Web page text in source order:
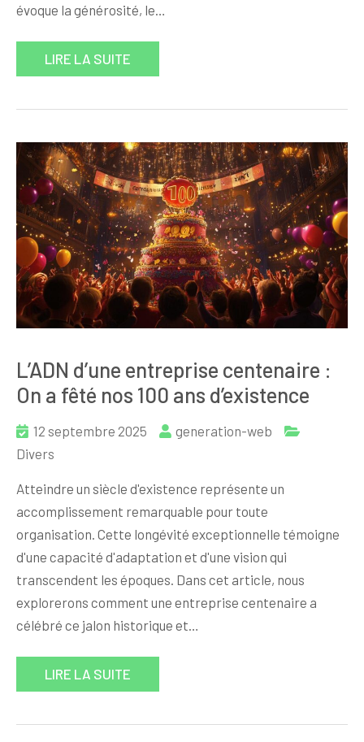
évoque la générosité, le…
LIRE LA SUITE
L’ADN d’une entreprise centenaire :
On a fêté nos 100 ans d’existence
12 septembre 2025
generation-web
Divers
Atteindre un siècle d'existence représente un
accomplissement remarquable pour toute
organisation. Cette longévité exceptionnelle témoigne
d'une capacité d'adaptation et d'une vision qui
transcendent les époques. Dans cet article, nous
explorerons comment une entreprise centenaire a
célébré ce jalon historique et…
LIRE LA SUITE